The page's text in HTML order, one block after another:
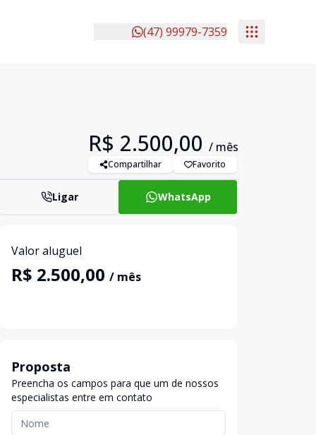
(47) 99979-7359
R$ 2.500,00 / mês
Compartilhar Favorito
Ligar WhatsApp
Valor aluguel
R$ 2.500,00 / mês
Proposta
Preencha os campos para que um de nossos
especialistas entre em contato